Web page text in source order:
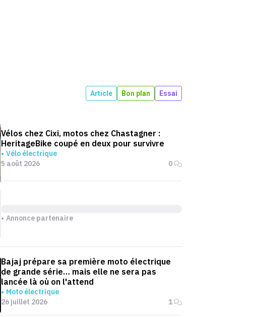
Article Bon plan Essai
Vélos chez Cixi, motos chez Chastagner :
HeritageBike coupé en deux pour survivre
Vélo électrique
5 août 2026
0
Annonce partenaire
Bajaj prépare sa première moto électrique
de grande série… mais elle ne sera pas
lancée là où on l'attend
Moto électrique
26 juillet 2026
1